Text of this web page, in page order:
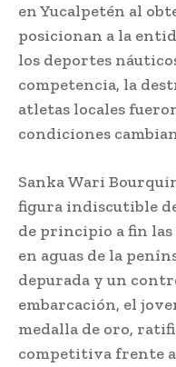
en Yucalpetén al
posicionan a la
los deportes
competencia, la
atletas locales
condiciones
Sanka Wari
figura indiscutible
de principio a fin
en aguas de la
depurada y un
embarcación, el
medalla de oro,
competitiva frente